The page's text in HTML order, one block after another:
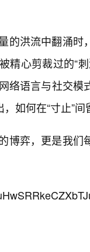
的洪流中翻涌
精心剪裁过的“
络语言与社交
，如何在“寸止”
博弈，更是我们